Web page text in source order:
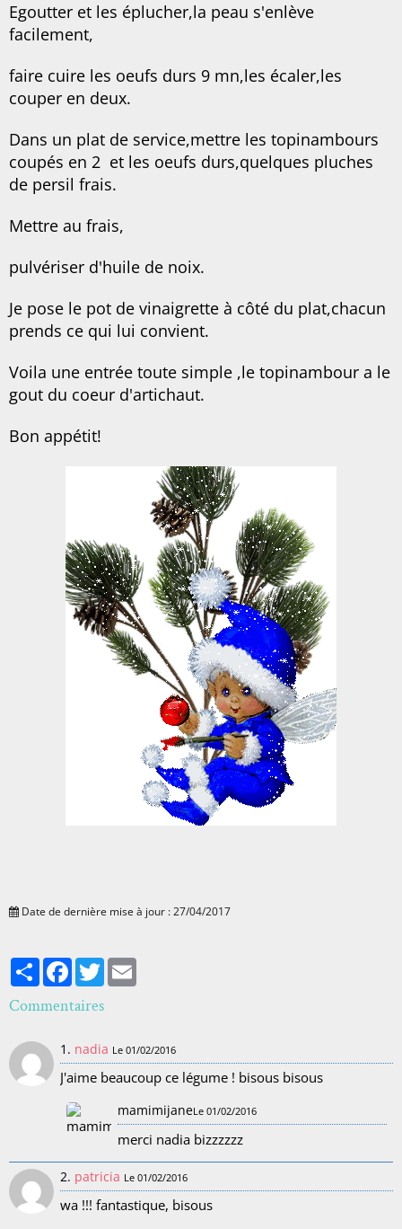
Egoutter et les éplucher,la peau s'enlève
facilement,
faire cuire les oeufs durs 9 mn,les écaler,les
couper en deux.
Dans un plat de service,mettre les topinambours
coupés en 2 et les oeufs durs,quelques pluches
de persil frais.
Mettre au frais,
pulvériser d'huile de noix.
Je pose le pot de vinaigrette à côté du plat,chacun
prends ce qui lui convient.
Voila une entrée toute simple ,le topinambour a le
gout du coeur d'artichaut.
Bon appétit!
Date de dernière mise à jour : 27/04/2017
PartagerFacebook
Twitter
Commentaires
1. nadia Le 01/02/2016
J'aime beaucoup ce légume ! bisous bisous
mamimijaneLe 01/02/2016
merci nadia bizzzzzz
2. patricia Le 01/02/2016
wa !!! fantastique, bisous